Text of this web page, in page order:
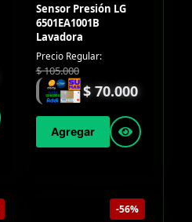
Sensor Presión LG
6501EA1001B
Lavadora
Precio Regular:
$105.000
$ 70.000
Agregar
-56%